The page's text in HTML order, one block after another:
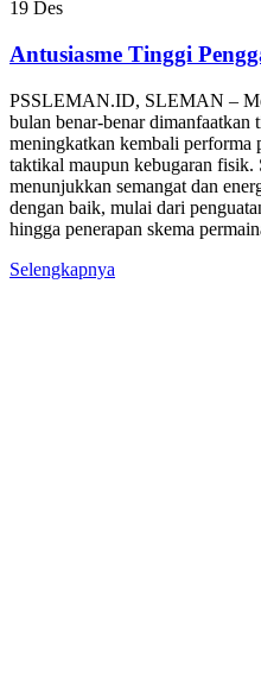
19 Des
Antusiasme Tinggi
PSSLEMAN.ID, SLEMAN –
bulan benar-benar dimanfaatkan
meningkatkan kembali performa
taktikal maupun kebugaran fisik.
menunjukkan semangat dan
dengan baik, mulai dari
hingga penerapan skema
Selengkapnya